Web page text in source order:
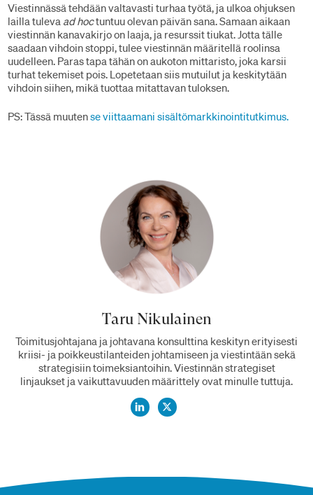
Viestinnässä tehdään valtavasti turhaa työtä, ja ulkoa ohjuksen
lailla tuleva ad hoctuntuu olevan päivän sana. Samaan aikaan
viestinnän kanavakirjo on laaja, ja resurssit tiukat. Jotta tälle
saadaan vihdoin stoppi, tulee viestinnän määritellä roolinsa
uudelleen. Paras tapa tähän on aukoton mittaristo, joka karsii
turhat tekemiset pois. Lopetetaan siis mutuilut ja keskitytään
vihdoin siihen, mikä tuottaa mitattavan tuloksen.
PS: Tässä muutense viittaamani sisältömarkkinointitutkimus.
Taru Nikulainen
Toimitusjohtajana ja johtavana konsulttina keskityn erityisesti
kriisi- ja poikkeustilanteiden johtamiseen ja viestintään sekä
strategisiin toimeksiantoihin. Viestinnän strategiset
linjaukset ja vaikuttavuuden määrittely ovat minulle tuttuja.